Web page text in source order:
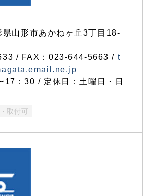
山形市あかねヶ丘3丁目18-
/ FAX：023-644-5663 / t
17：30 / 定休日：土曜日・日
取付可